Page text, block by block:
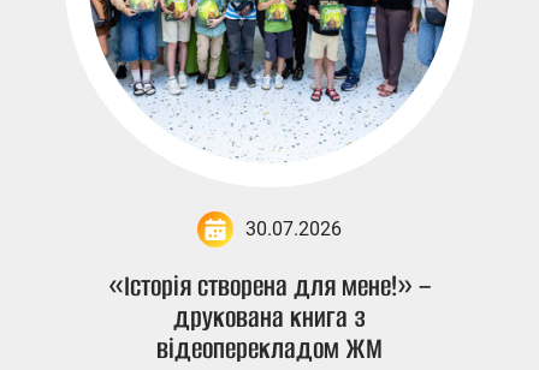
30.07.2026
«Історія створена для мене!» –
друкована книга з
відеоперекладом ЖМ